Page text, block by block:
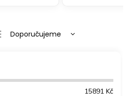
Doporučujeme
Nejprodávanější
15891 Kč